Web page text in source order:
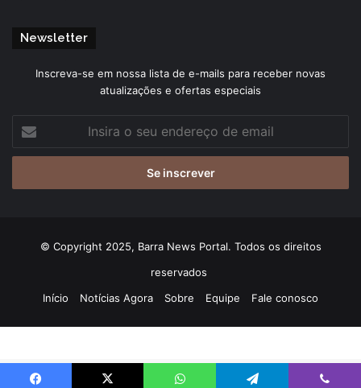
Newsletter
Inscreva-se em nossa lista de e-mails para receber novas
atualizações e ofertas especiais
seu
de
© Copyright 2025, Barra News Portal. Todos os direitos
reservados
Início
Notícias Agora Sobre Equipe Fale conosco
Mapa do Site